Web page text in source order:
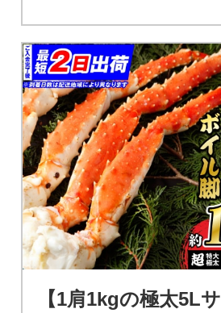
【1肩1kgの極太5Lサ